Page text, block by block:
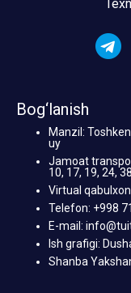
Bog‘lanish
Manzil:
uy
Jamoat
10, 17, 19, 24,
Virtual
Telefon: +998
E-mail:
Ish grafigi:
Shanba